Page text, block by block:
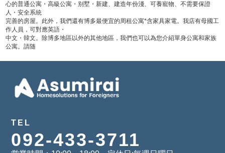
心的普通公寓・高級公寓・别墅・新建、建造年份淺、可養寵物、不需要保證
人・安全系統
完善的房屋。此外，我們還有博多最便宜的周租公寓*含家具家電。我店有母國工
作人員，可對應英語・
中文・韓文。除博多地區以外的其他地區，我們也可以為您介紹單身公寓和家族
公寓。請随
TEL
092-433-3711